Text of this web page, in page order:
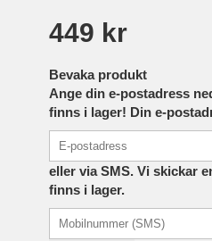
449 kr
Bevaka produkt
Ange din e-postadress
finns i lager! Din e-
eller via SMS. Vi skickar
finns i lager.